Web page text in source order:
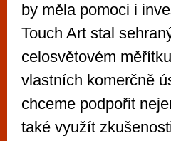
by měla pomoci i
Touch Art stal
celosvětovém
vlastních komerčně
chceme podpořit
také využít